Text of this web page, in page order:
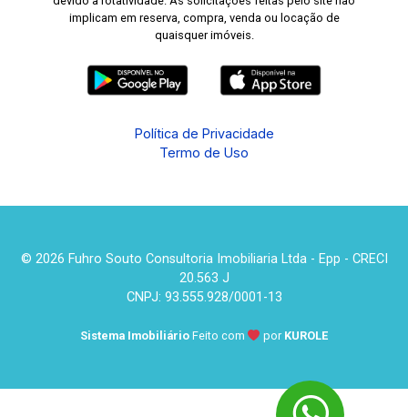
implicam em reserva, compra, venda ou locação de
quaisquer imóveis.
Política de Privacidade
Termo de Uso
© 2026 Fuhro Souto Consultoria Imobiliaria Ltda - Epp - CRECI
20.563 J
CNPJ: 93.555.928/0001-13
Sistema Imobiliário Feito com por KUROLE